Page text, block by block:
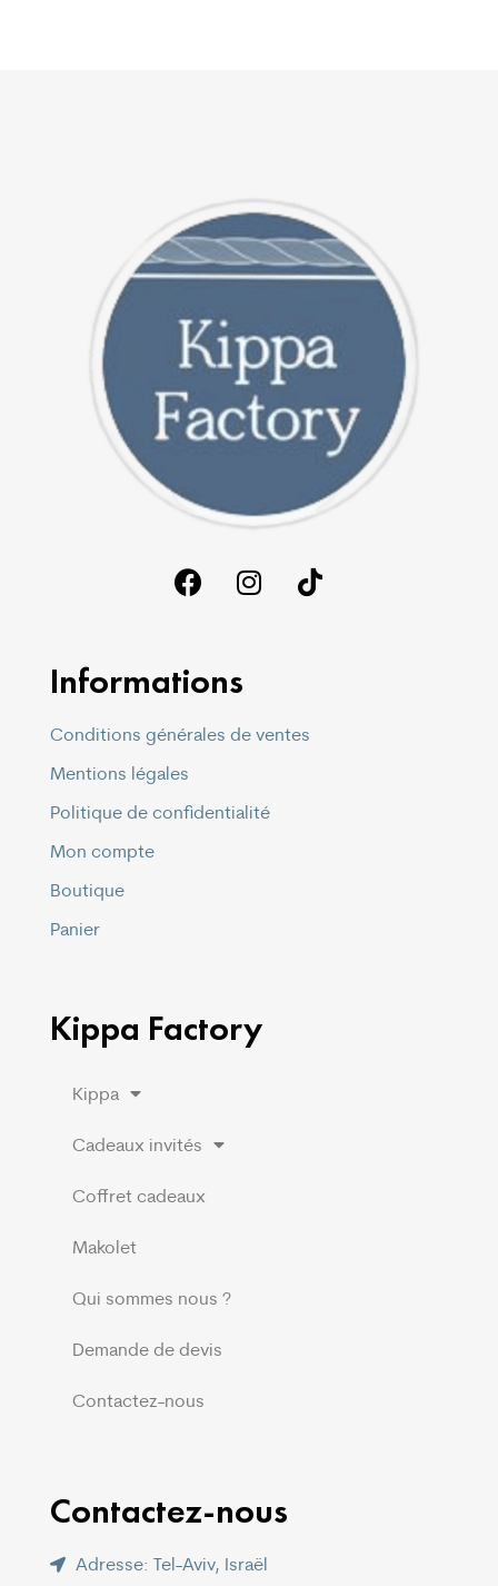
Informations
Conditions générales de ventes
Mentions légales
Politique de confidentialité
Mon compte
Boutique
Panier
Kippa Factory
Kippa
Cadeaux invités
Coffret cadeaux
Makolet
Qui sommes nous ?
Demande de devis
Contactez-nous
Contactez-nous
Adresse: Tel-Aviv, Israël